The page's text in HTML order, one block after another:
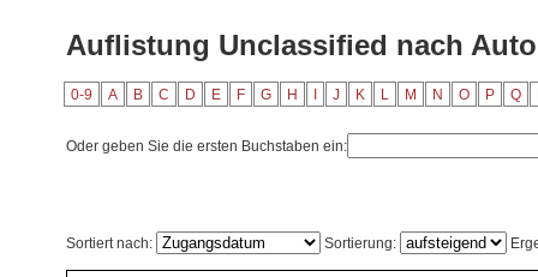
Auflistung Unclassified nach
0-9 A B C D E F G H J K L M N O P Q
Oder geben Sie die ersten Buchstaben ein:
Sortiert nach: Sortierung: